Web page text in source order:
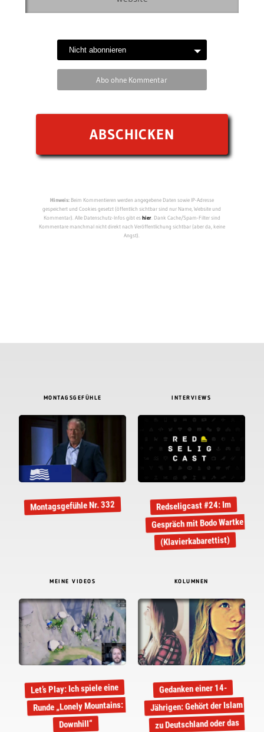
Abo ohne Kommentar
Hinweis:Beim Kommentieren werden angegebene Daten sowie IP-Adresse
gespeichert und Cookies gesetzt (öffentlich sichtbar sind nur Name, Website und
Kommentar). Alle Datenschutz-Infos gibt eshier. Dank Cache/Spam-Filter sind
Kommentare manchmal nicht direkt nach Veröffentlichung sichtbar (aber da, keine
Angst).
MONTAGSGEFÜHLE
Montagsgefühle Nr. 332
INTERVIEWS
Redseligcast #24: Im
Gespräch mit Bodo Wartke
(Klavierkabarettist)
MEINE VIDEOS
Let’s Play: Ich spiele eine
Runde „Lonely Mountains:
Downhill“
KOLUMNEN
Gedanken einer 14-
Jährigen: Gehört der Islam
zu Deutschland oder das